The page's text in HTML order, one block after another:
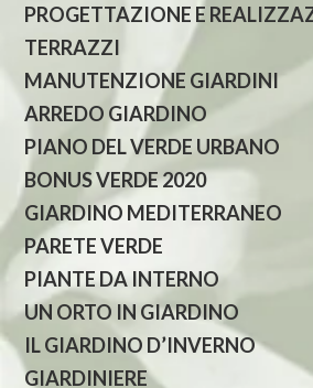
PROGETTAZIONE E
TERRAZZI
MANUTENZIONE GIARDINI
ARREDO GIARDINO
PIANO DEL VERDE URBANO
BONUS VERDE 2020
GIARDINO MEDITERRANEO
PARETE VERDE
PIANTE DA INTERNO
UN ORTO IN GIARDINO
IL GIARDINO D’INVERNO
GIARDINIERE